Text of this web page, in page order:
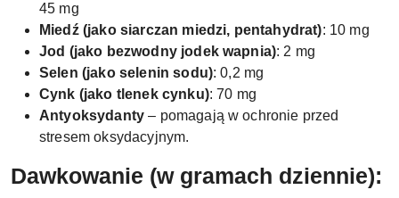
45 mg
Miedź (jako siarczan miedzi, pentahydrat): 10 mg
Jod (jako bezwodny jodek wapnia): 2 mg
Selen (jako selenin sodu): 0,2 mg
Cynk (jako tlenek cynku): 70 mg
Antyoksydanty – pomagają w ochronie przed
stresem oksydacyjnym.
Dawkowanie (w gramach dziennie):